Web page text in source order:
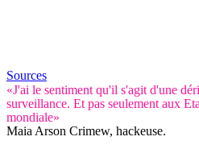
Sources
«J'ai le sentiment qu'il s'agit d'une
surveillance. Et pas seulement aux
mondiale»
Maia Arson Crimew, hackeuse.